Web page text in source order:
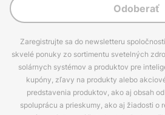
Odoberať
Zaregistrujte sa do newsletteru
skvelé ponuky zo sortimentu svetelných
solárnych systémov a produktov pre
kupóny, zľavy na produkty alebo
predstavenia produktov, ako aj obsah
spoluprácu a prieskumy, ako aj žiadosti o